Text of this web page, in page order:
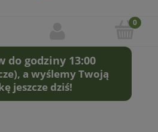
do godziny 13:00
a wyślemy Twoją
jeszcze dziś!